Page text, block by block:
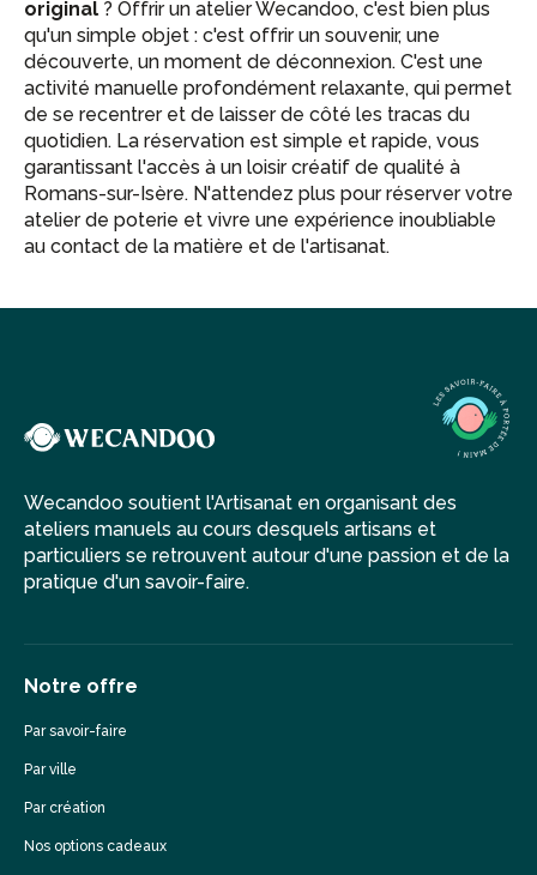
original ? Offrir un atelier Wecandoo, c'est bien plus
qu'un simple objet : c'est offrir un souvenir, une
découverte, un moment de déconnexion. C'est une
activité manuelle profondément relaxante, qui permet
de se recentrer et de laisser de côté les tracas du
quotidien. La réservation est simple et rapide, vous
garantissant l'accès à un loisir créatif de qualité à
Romans-sur-Isère. N'attendez plus pour réserver votre
atelier de poterie et vivre une expérience inoubliable
au contact de la matière et de l'artisanat.
Wecandoo soutient l'Artisanat en organisant des
ateliers manuels au cours desquels artisans et
particuliers se retrouvent autour d'une passion et de la
pratique d'un savoir-faire.
Notre offre
Par savoir-faire
Par ville
Par création
Nos options cadeaux